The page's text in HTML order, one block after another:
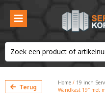
Terug
Home / 19 inch
Wandkast 19″ met